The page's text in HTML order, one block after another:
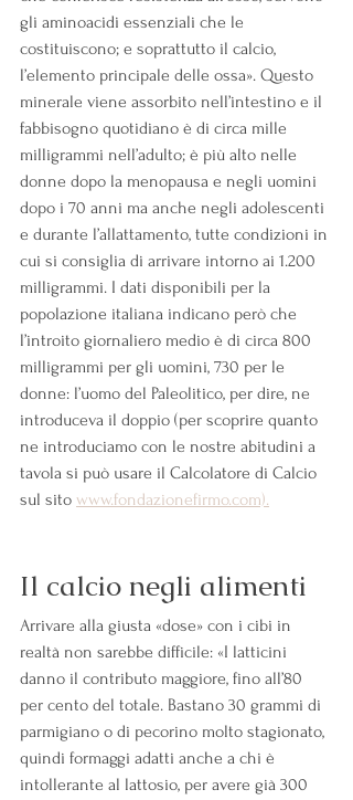
gli aminoacidi essenziali che le
costituiscono; e soprattutto il calcio,
l’elemento principale delle ossa». Questo
minerale viene assorbito nell’intestino e il
fabbisogno quotidiano è di circa mille
milligrammi nell’adulto; è più alto nelle
donne dopo la menopausa e negli uomini
dopo i 70 anni ma anche negli adolescenti
e durante l’allattamento, tutte condizioni in
cui si consiglia di arrivare intorno ai 1.200
milligrammi. I dati disponibili per la
popolazione italiana indicano però che
l’introito giornaliero medio è di circa 800
milligrammi per gli uomini, 730 per le
donne: l’uomo del Paleolitico, per dire, ne
introduceva il doppio (per scoprire quanto
ne introduciamo con le nostre abitudini a
tavola si può usare il Calcolatore di Calcio
sul sito www.fondazionefirmo.com).
Il calcio negli alimenti
Arrivare alla giusta «dose» con i cibi in
realtà non sarebbe difficile: «I latticini
danno il contributo maggiore, fino all’80
per cento del totale. Bastano 30 grammi di
parmigiano o di pecorino molto stagionato,
quindi formaggi adatti anche a chi è
intollerante al lattosio, per avere già 300